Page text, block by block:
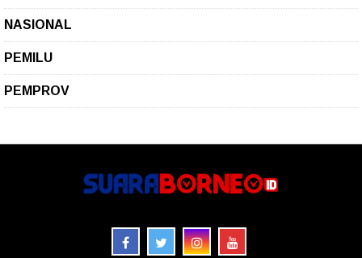
NASIONAL
PEMILU
PEMPROV